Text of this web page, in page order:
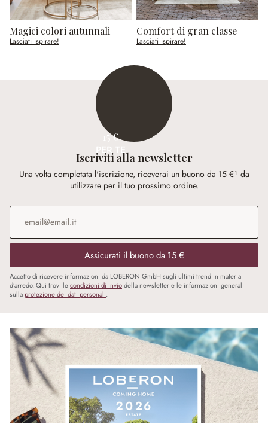
Magici colori autunnali
Lasciati ispirare!
Comfort di gran classe
Lasciati ispirare!
15 €
PER TE
Iscriviti alla newsletter
Una volta completata l'iscrizione, riceverai un buono da 15 €¹ da
utilizzare per il tuo prossimo ordine.
Indirizzo e-mail
Assicurati il buono da 15 €
Accetto di ricevere informazioni da LOBERON GmbH sugli ultimi trend in materia
d’arredo. Qui trovi lecondizioni di inviodella newsletter e le informazioni generali
sullaprotezione dei dati personali.